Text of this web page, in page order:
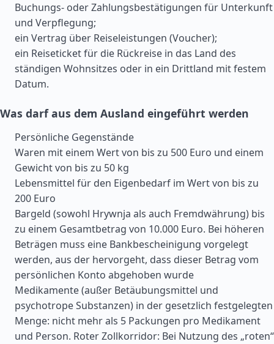
Buchungs- oder Zahlungsbestätigungen für Unterkunft
und Verpflegung;
ein Vertrag über Reiseleistungen (Voucher);
ein Reiseticket für die Rückreise in das Land des
ständigen Wohnsitzes oder in ein Drittland mit festem
Datum.
Was darf aus dem Ausland eingeführt werden
Persönliche Gegenstände
Waren mit einem Wert von bis zu 500 Euro und einem
Gewicht von bis zu 50 kg
Lebensmittel für den Eigenbedarf im Wert von bis zu
200 Euro
Bargeld (sowohl Hrywnja als auch Fremdwährung) bis
zu einem Gesamtbetrag von 10.000 Euro. Bei höheren
Beträgen muss eine Bankbescheinigung vorgelegt
werden, aus der hervorgeht, dass dieser Betrag vom
persönlichen Konto abgehoben wurde
Medikamente (außer Betäubungsmittel und
psychotrope Substanzen) in der gesetzlich festgelegten
Menge: nicht mehr als 5 Packungen pro Medikament
und Person. Roter Zollkorridor: Bei Nutzung des „roten“